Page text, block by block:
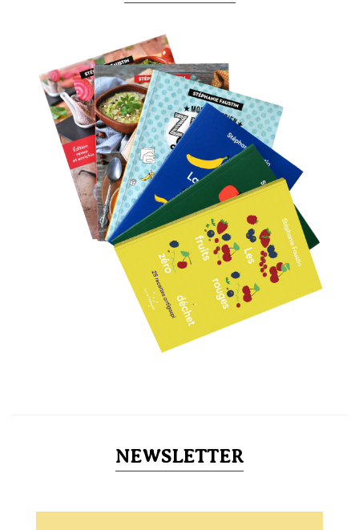
NEWSLETTER